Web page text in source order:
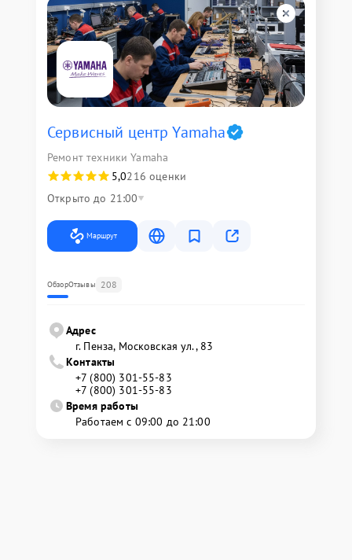
Сервисный центр Yamaha
Ремонт техники Yamaha
5,0216 оценки
Открыто до 21:00
Маршрут
ОбзорОтзывы 208
Адрес
г. Пенза, Московская ул., 83
Контакты
+7 (800) 301-55-83
+7 (800) 301-55-83
Время работы
Работаем с 09:00 до 21:00